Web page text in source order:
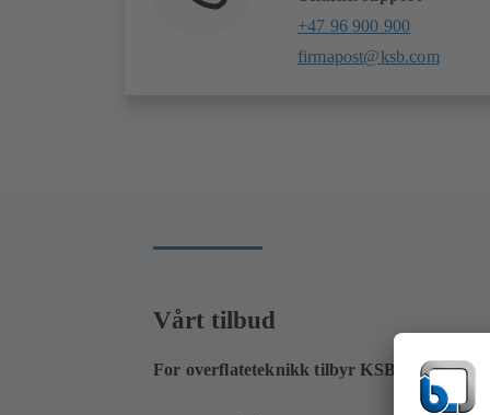
+47 96 900 900
firmapost@ksb.com
Vårt tilbud
For overflateteknikk tilbyr KSB et bredt